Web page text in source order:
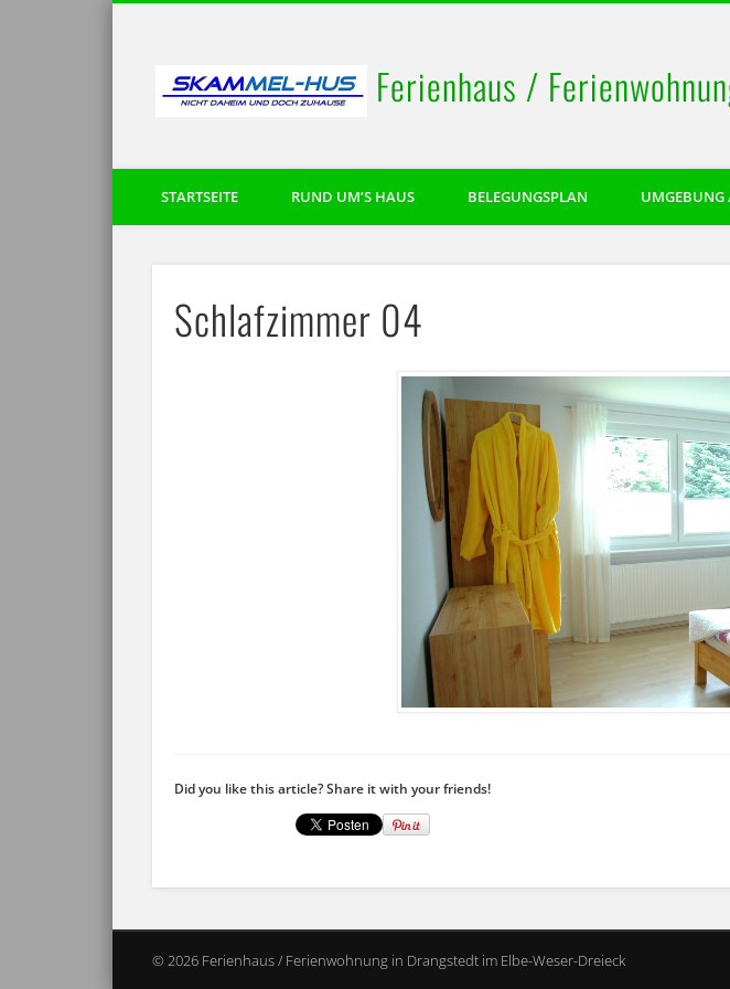
Ferienhaus /
STARTSEITE RUND UM’S HAUS BELEGUNGSPLAN UMGEBUNG
Schlafzimmer 04
Did you like this article? Share it with your friends!
© 2026 Ferienhaus / Ferienwohnung in Drangstedt im Elbe-Weser-Dreieck